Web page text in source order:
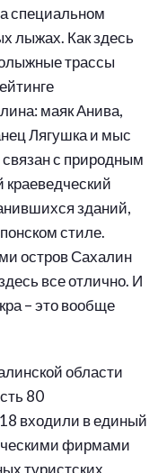
специальном
лыжах. Как здесь
трассы
маяк Анива,
Лягушка и мыс
с природным
зданий,
стиле.
остров Сахалин
все отлично. И
– это вообще
области
80
входили в единый
фирмами
туристских